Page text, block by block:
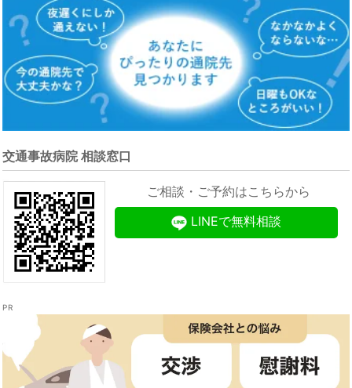
交通事故病院 相談窓口
ご相談・ご予約はこちらから
LINEで無料相談